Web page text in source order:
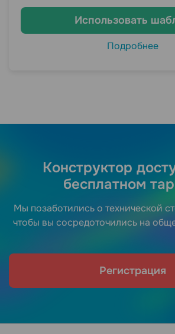
Использовать
Подробнее
Конструктор
бесплатном
Мы позаботились о технической
чтобы вы сосредоточились на
Регистрация